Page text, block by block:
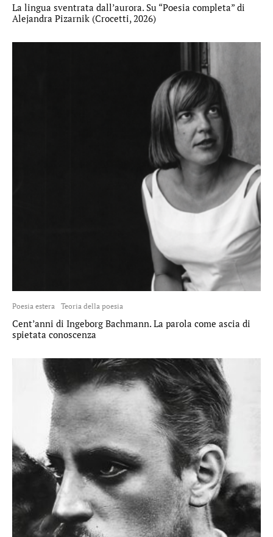
La lingua sventrata dall’aurora. Su “Poesia completa” di
Alejandra Pizarnik (Crocetti, 2026)
Poesia estera Teoria della poesia
Cent’anni di Ingeborg Bachmann. La parola come ascia di
spietata conoscenza